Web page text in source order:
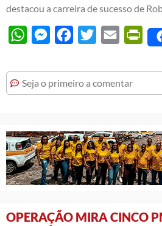
destacou a carreira de sucesso de
WhatsAppMessengerFacebook
Twitter Email
Seja o primeiro a comentar
OPERAÇÃO MIRA CINCO